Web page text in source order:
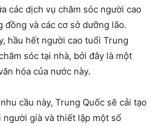
các dịch vụ chăm sóc người cao
đồng và các cơ sở dưỡng lão.
hầu hết người cao tuổi Trung
sóc tại nhà, bởi đây là một
hóa của nước này.
cầu này, Trung Quốc sẽ cải tạo
người già và thiết lập một số